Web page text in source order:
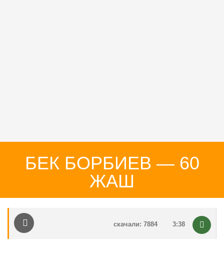
БЕК БОРБИЕВ — 60
ЖАШ
3:38
скачали: 7884